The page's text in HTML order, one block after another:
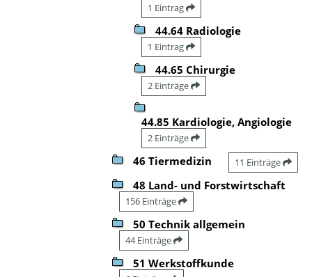
1 Eintrag
44.64 Radiologie
1 Eintrag
44.65 Chirurgie
2 Einträge
44.85 Kardiologie, Angiologie
2 Einträge
46 Tiermedizin 11 Einträge
48 Land- und Forstwirtschaft
156 Einträge
50 Technik allgemein
44 Einträge
51 Werkstoffkunde